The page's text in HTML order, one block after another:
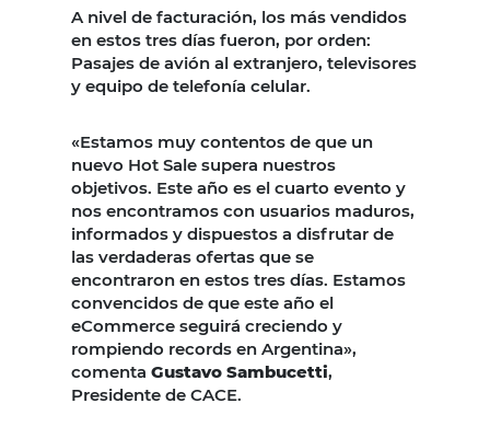
A nivel de facturación, los más vendidos
en estos tres días fueron, por orden:
Pasajes de avión al extranjero, televisores
y equipo de telefonía celular.
«Estamos muy contentos de que un
nuevo Hot Sale supera nuestros
objetivos. Este año es el cuarto evento y
nos encontramos con usuarios maduros,
informados y dispuestos a disfrutar de
las verdaderas ofertas que se
encontraron en estos tres días. Estamos
convencidos de que este año el
eCommerce seguirá creciendo y
rompiendo records en Argentina»,
comenta Gustavo Sambucetti,
Presidente de CACE.